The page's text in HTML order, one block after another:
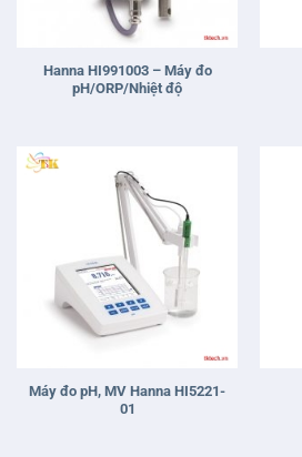
Hanna HI991003 – Máy đo
pH/ORP/Nhiệt độ
Máy đo pH, MV Hanna HI5221-
01